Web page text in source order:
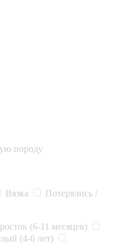
породу
Вязка
Потерялись /
(6-11 месяцев)
(4-6 лет)